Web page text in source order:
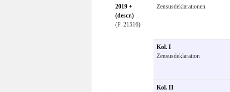
2019 +
(descr.)
(P. 21516)
Zensusdeklarationen
Kol. I
Zensusdeklaration
Kol. II